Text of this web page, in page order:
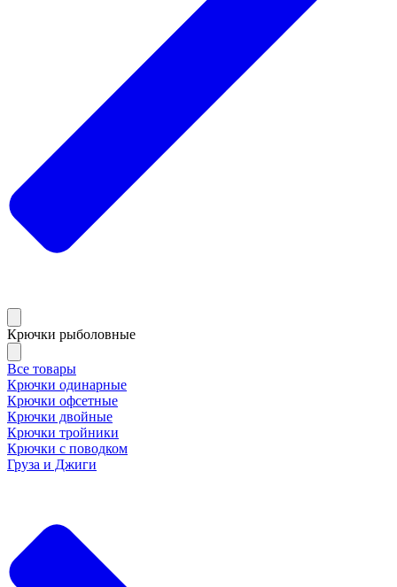
Крючки рыболовные
Все товары
Крючки одинарные
Крючки офсетные
Крючки двойные
Крючки тройники
Крючки с поводком
Груза и Джиги